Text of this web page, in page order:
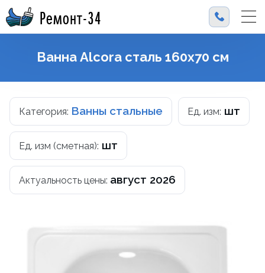
Ремонт-34
Ванна Alcora сталь 160x70 см
Категория: Ванны стальные Ед. изм: шт
Ед. изм (сметная): шт
Актуальность цены: август 2026